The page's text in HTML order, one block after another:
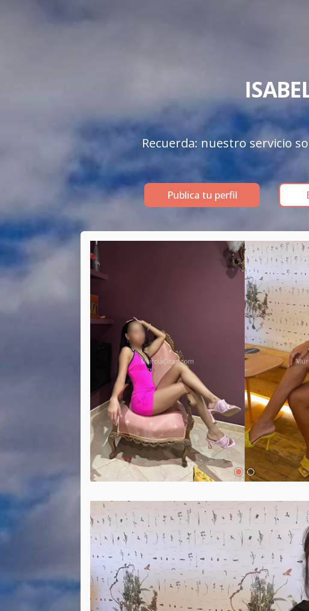
Recuerda: nuestro servicio
Publica tu perfil